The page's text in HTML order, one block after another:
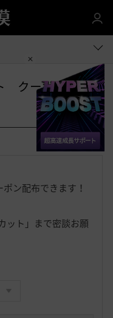
クーポン配布
お
入
共有する
ン配布できます！
ット」まで密談お願